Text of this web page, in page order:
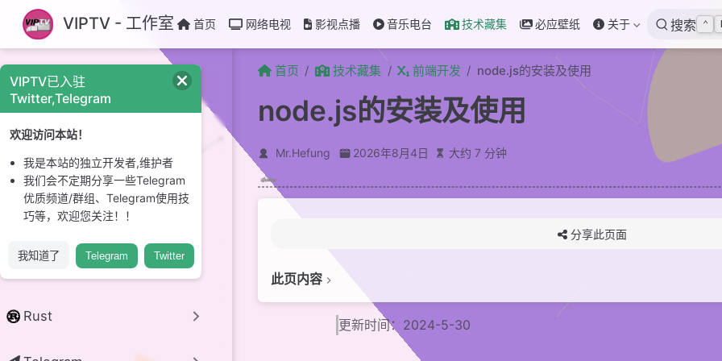
跳至主要內容VIPTV - 工作室 首页 网络电视 影视点播 音乐电台 技术藏集 必应壁纸 关于 搜索 ⌃
CI/CD
GitHub
Linux 系统
开源项目
Rust
首页 技术藏集 前端开发 node.js的安装及使用
node.js的安装及使用
Mr.Hefung 2026年8月4日 大约 7 分钟
分享此页面
此页内容
简介
更新时间：2024-5-30
VIPTV已入驻
Twitter,Telegram
欢迎访问本站！
我是本站的独立开发者,维护者
我们会不定期分享一些Telegram
优质频道/群组、Telegram使用技
巧等，欢迎您关注！！
我知道了 Telegram Twitter